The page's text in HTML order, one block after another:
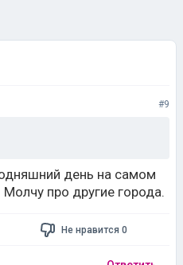
#9
день на самом
про другие города.
Не нравится 0